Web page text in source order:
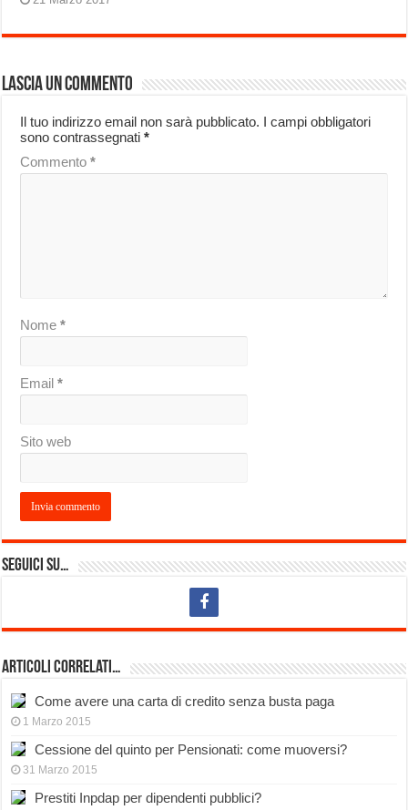
Lascia un commento
Il tuo indirizzo email non sarà pubblicato. I campi obbligatori
sono contrassegnati*
Commento*
Nome*
Email*
Sito web
Seguici su…
Articoli Correlati…
Come avere una carta di credito senza busta paga
1 Marzo 2015
Cessione del quinto per Pensionati: come muoversi?
31 Marzo 2015
Prestiti Inpdap per dipendenti pubblici?